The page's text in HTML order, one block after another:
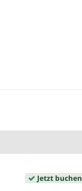
Jetzt buchen